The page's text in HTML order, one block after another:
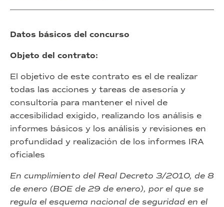
Datos básicos del concurso
Objeto del contrato:
El objetivo de este contrato es el de realizar
todas las acciones y tareas de asesoría y
consultoría para mantener el nivel de
accesibilidad exigido, realizando los análisis e
informes básicos y los análisis y revisiones en
profundidad y realización de los informes IRA
oficiales
En cumplimiento del Real Decreto 3/2010, de 8
de enero (BOE de 29 de enero), por el que se
regula el esquema nacional de seguridad en el
de
Marina
la
Zona
Barcelona”
(exp.
62/2023).